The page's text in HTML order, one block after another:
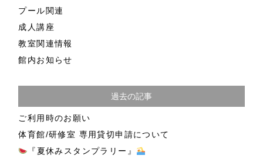
プール関連
成人講座
教室関連情報
館内お知らせ
過去の記事
ご利用時のお願い
体育館/研修室 専用貸切申請について
『夏休みスタンプラリー』